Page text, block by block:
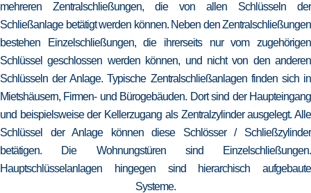
mehreren Zentralschließungen, die von allen Schlüsseln der
Schließanlage betätigt werden können. Neben den Zentralschließungen
bestehen Einzelschließungen, die ihrerseits nur vom zugehörigen
Schlüssel geschlossen werden können, und nicht von den anderen
Schlüsseln der Anlage. Typische Zentralschließanlagen finden sich in
Mietshäusern, Firmen- und Bürogebäuden. Dort sind der Haupteingang
und beispielsweise der Kellerzugang als Zentralzylinder ausgelegt. Alle
Schlüssel der Anlage können diese Schlösser / Schließzylinder
betätigen. Die Wohnungstüren sind Einzelschließungen.
Hauptschlüsselanlagen hingegen sind hierarchisch aufgebaute
Systeme.